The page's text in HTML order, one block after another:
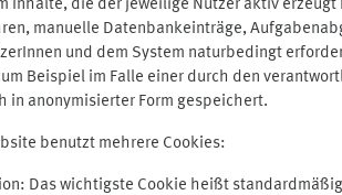
Inhalte, die der jeweilige Nutzer aktiv
manuelle Datenbankeinträge,
und dem System naturbedingt
Beispiel im Falle einer durch den
in anonymisierter Form gespeichert.
benutzt mehrere Cookies:
Das wichtigste Cookie heißt